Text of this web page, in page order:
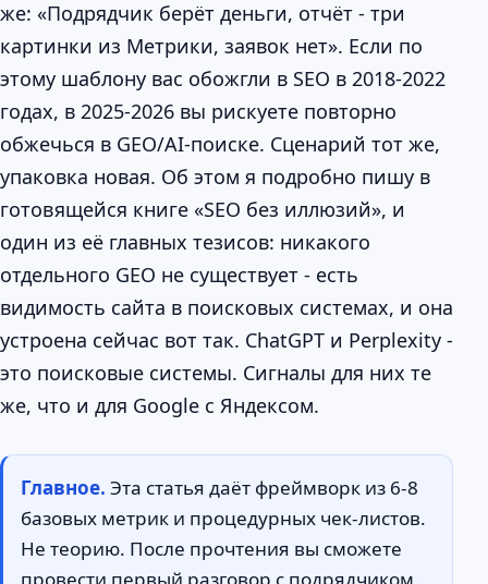
же: «Подрядчик берёт деньги, отчёт - три
картинки из Метрики, заявок нет». Если по
этому шаблону вас обожгли в SEO в 2018-2022
годах, в 2025-2026 вы рискуете повторно
обжечься в GEO/AI-поиске. Сценарий тот же,
упаковка новая. Об этом я подробно пишу в
готовящейся книге «SEO без иллюзий», и
один из её главных тезисов: никакого
отдельного GEO не существует - есть
видимость сайта в поисковых системах, и она
устроена сейчас вот так. ChatGPT и Perplexity -
это поисковые системы. Сигналы для них те
же, что и для Google с Яндексом.
Главное. Эта статья даёт фреймворк из 6-8
базовых метрик и процедурных чек-листов.
Не теорию. После прочтения вы сможете